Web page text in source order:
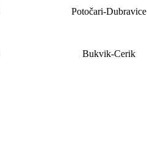
Potočari-Dubravice
Bukvik-Cerik